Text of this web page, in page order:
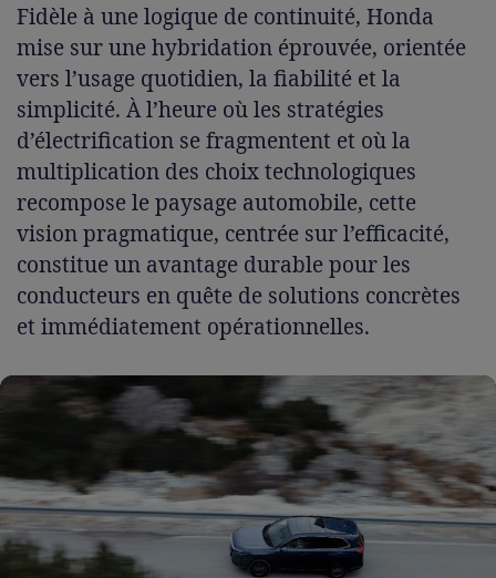
Fidèle à une logique de continuité, Honda
mise sur une hybridation éprouvée, orientée
vers l’usage quotidien, la fiabilité et la
simplicité. À l’heure où les stratégies
d’électrification se fragmentent et où la
multiplication des choix technologiques
recompose le paysage automobile, cette
vision pragmatique, centrée sur l’efficacité,
constitue un avantage durable pour les
conducteurs en quête de solutions concrètes
et immédiatement opérationnelles.